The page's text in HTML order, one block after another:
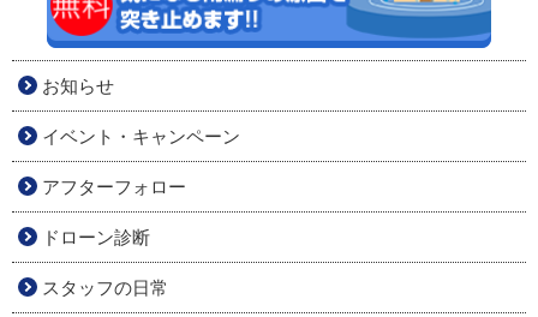
お知らせ
イベント・キャンペーン
アフターフォロー
ドローン診断
スタッフの日常